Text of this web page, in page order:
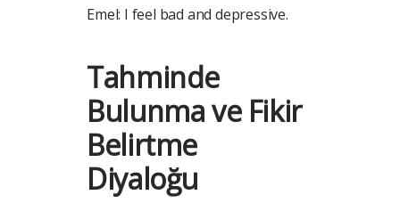
Emel: I feel bad and depressive.
Tahminde
Bulunma ve Fikir
Belirtme
Diyaloğu